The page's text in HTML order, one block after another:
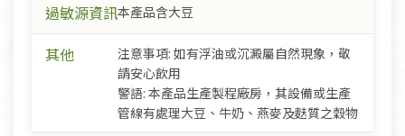
過敏源資訊本產品含大豆
其他
注意事項: 如有浮油或沉澱屬自然現象，敬
請安心飲用
警語: 本產品生產製程廠房，其設備或生產
管線有處理大豆、牛奶、燕麥及麩質之穀物